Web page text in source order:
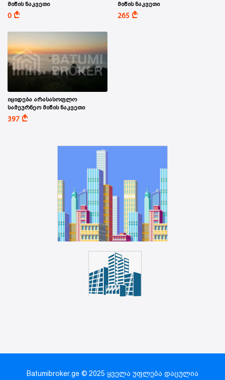
მიწის ნაკვეთი
0 A
მიწის ნაკვეთი
265 A
იყიდება არასასოფლო
სამეურნეო მიწის ნაკვეთი
397 A
Batumibroker.ge © 2025 ყველა უფლება დაცულია